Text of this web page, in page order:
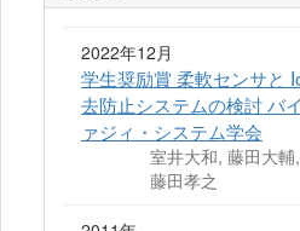
2022年12月
学生奨励賞 柔軟センサと
去防止システムの検討 バ
ァジィ・システム学会
室井大和, 藤田大
藤田孝之